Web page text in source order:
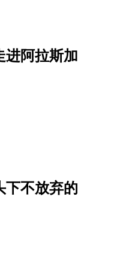
进阿拉斯加
下不放弃的